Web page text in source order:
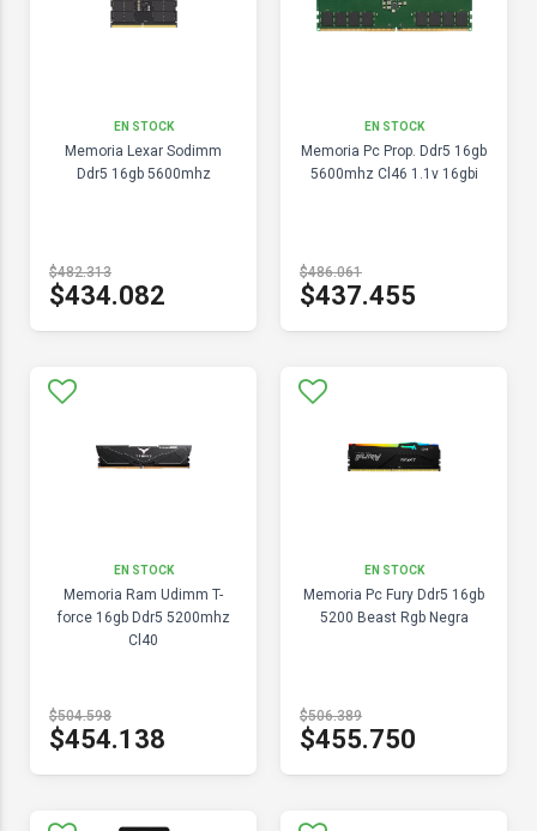
EN STOCK
Memoria Lexar Sodimm
Ddr5 16gb 5600mhz
$482.313
$434.082
EN STOCK
Memoria Pc Prop. Ddr5 16gb
5600mhz Cl46 1.1v 16gbi
$486.061
$437.455
EN STOCK
Memoria Ram Udimm T-
force 16gb Ddr5 5200mhz
Cl40
$504.598
$454.138
EN STOCK
Memoria Pc Fury Ddr5 16gb
5200 Beast Rgb Negra
$506.389
$455.750